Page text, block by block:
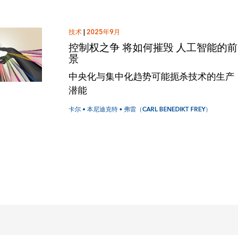
技术|2025年9月
控制权之争 将如何摧毁 人工智能的前
景
中央化与集中化趋势可能扼杀技术的生产
潜能
卡尔 • 本尼迪克特 • 弗雷（CARL BENEDIKT FREY）